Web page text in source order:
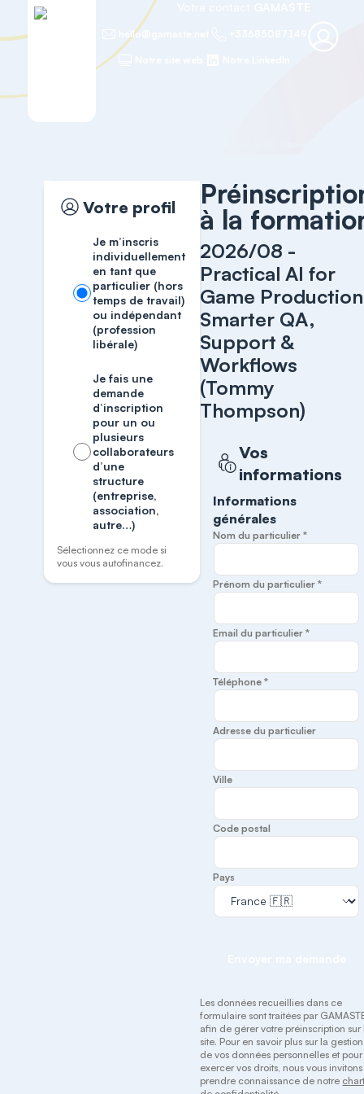
hello@gamaste.net
Votre profil
Je m’inscris
individuellement
en tant que
particulier (hors
temps de travail)
ou indépendant
(profession
libérale)
Je fais une
demande
d’inscription
pour un ou
plusieurs
collaborateurs
d’une
structure
(entreprise,
association,
autre…)
Sélectionnez ce mode si
vous vous autofinancez.
à la
2026/08 -
Practical AI for
Game
Smarter QA,
Support &
Workflows
(Tommy
Thompson)
Vos
informations
Informations
générales
Nom du particulier *
Prénom du particulier *
Email du particulier *
Téléphone *
Adresse du particulier
Ville
Code postal
Pays
Les données recueillies dans ce
formulaire sont traitées par
afin de gérer votre préinscription sur
site. Pour en savoir plus sur la gestion
de vos données personnelles et pour
exercer vos droits, nous vous
prendre connaissance de notre